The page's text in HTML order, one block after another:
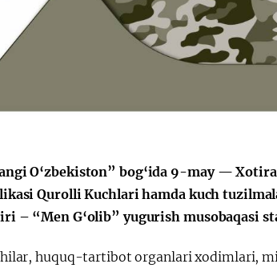
改革
O‘zbekiston” bog‘ida 9-may —
Qurolli Kuchlari hamda kuch
– “Men G‘olib” yugurish musobaqasi
huquq-tartibot organlari xodimlari,